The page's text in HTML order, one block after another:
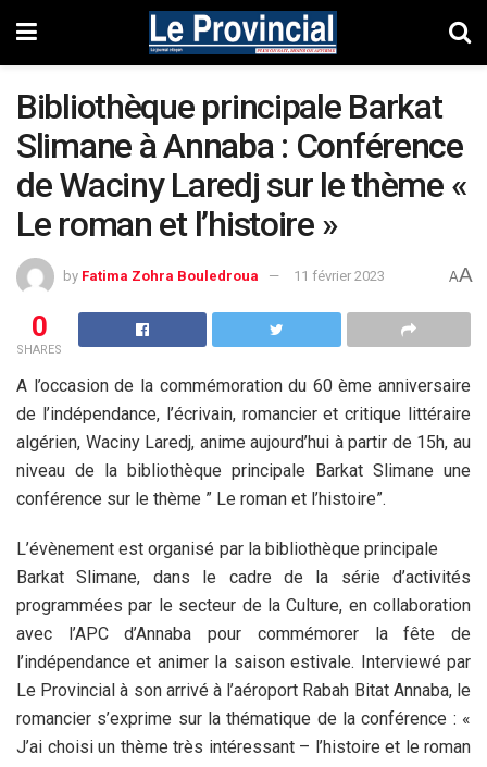
Bibliothèque principale Barkat
Slimane à Annaba : Conférence
de Waciny Laredj sur le thème «
Le roman et l’histoire »
by Fatima Zohra Bouledroua 11 février 2023 AA
0
SHARES
A l’occasion de la commémoration du 60 ème anniversaire
de l’indépendance, l’écrivain, romancier et critique littéraire
algérien, Waciny Laredj, anime aujourd’hui à partir de 15h, au
niveau de la bibliothèque principale Barkat Slimane une
conférence sur le thème ” Le roman et l’histoire”.
L’évènement est organisé par la bibliothèque principale
Barkat Slimane, dans le cadre de la série d’activités
programmées par le secteur de la Culture, en collaboration
avec l’APC d’Annaba pour commémorer la fête de
l’indépendance et animer la saison estivale. Interviewé par
Le Provincial à son arrivé à l’aéroport Rabah Bitat Annaba, le
romancier s’exprime sur la thématique de la conférence : «
J’ai choisi un thème très intéressant – l’histoire et le roman